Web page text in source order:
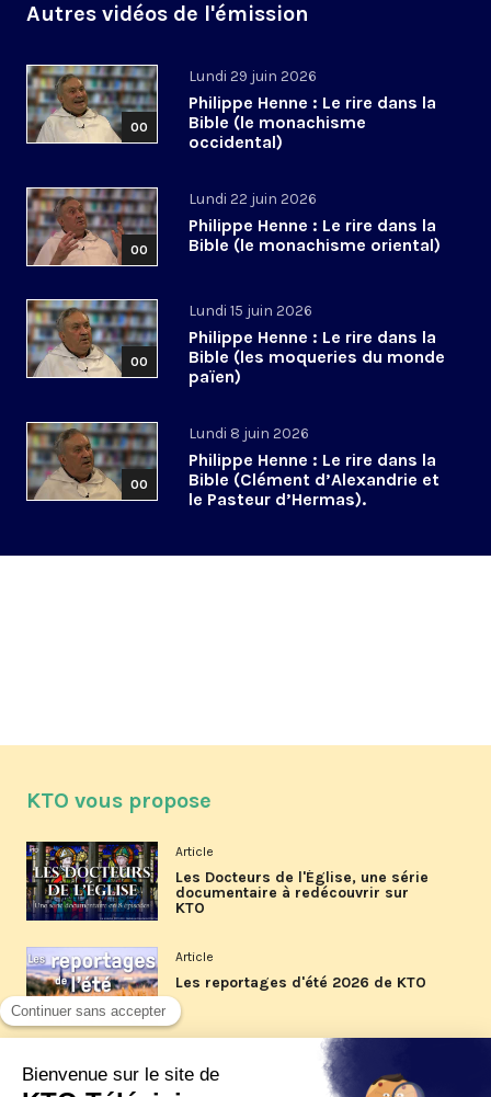
Autres vidéos de l'émission
00
Lundi 29 juin 2026
Philippe Henne : Le rire dans la
Bible (le monachisme
occidental)
00
Lundi 22 juin 2026
Philippe Henne : Le rire dans la
Bible (le monachisme oriental)
00
Lundi 15 juin 2026
Philippe Henne : Le rire dans la
Bible (les moqueries du monde
païen)
00
Lundi 8 juin 2026
Philippe Henne : Le rire dans la
Bible (Clément d’Alexandrie et
le Pasteur d’Hermas).
KTO vous propose
Article
Les Docteurs de l'Église, une série
documentaire à redécouvrir sur
KTO
Article
Les reportages d'été 2026 de KTO
La visite pastorale du pape Léon